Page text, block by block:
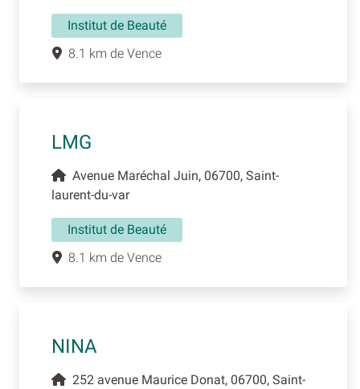
Institut de Beauté
8.1 km de Vence
LMG
Avenue Maréchal Juin, 06700, Saint-
laurent-du-var
Institut de Beauté
8.1 km de Vence
NINA
252 avenue Maurice Donat, 06700, Saint-